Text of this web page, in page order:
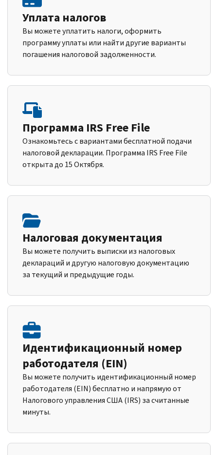
Уплата налогов
Вы можете уплатить налоги, оформить
программу уплаты или найти другие варианты
погашения налоговой задолженности.
Программа IRS Free File
Ознакомьтесь с вариантами бесплатной подачи
налоговой декларации. Программа IRS Free File
открыта до 15 Октября.
Налоговая документация
Вы можете получить выписки из налоговых
деклараций и другую налоговую документацию
за текущий и предыдущие годы.
Идентификационный номер
работодателя (EIN)
Вы можете получить идентификационный номер
работодателя (EIN) бесплатно и напрямую от
Налогового управления США (IRS) за считанные
минуты.